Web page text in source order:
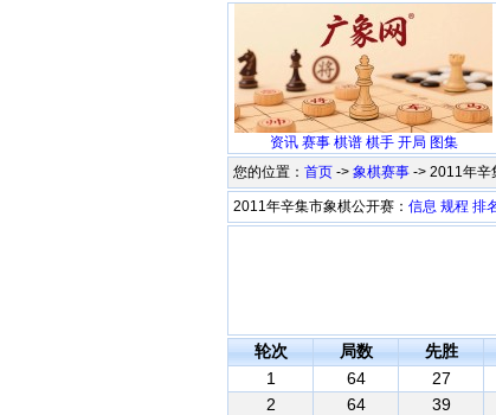
资讯 赛事 棋谱 棋手 开局 图集
您的位置： 首页 -> 象棋赛事 -> 2011年辛
2011年辛集市象棋公开赛： 信息 规程 排
轮次 局数 先胜
1
64 27
2
64 39